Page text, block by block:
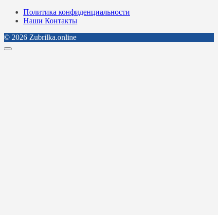
Политика конфиденциальности
Наши Контакты
© 2026 Zubrilka.online